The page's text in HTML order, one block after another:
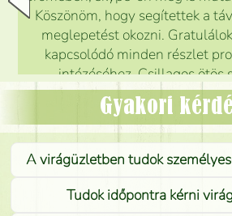
Köszönöm, hogy segítettek a
meglepetést okozni.
kapcsolódó minden részlet
intézéséhez. Csillagos ötös
Gyakori
A virágüzletben tudok
Tudok időpontra kérni